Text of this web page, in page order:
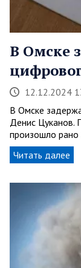
В Омске
12.12.2024
В Омске
Денис Цуканов.
произошло
Читать далее